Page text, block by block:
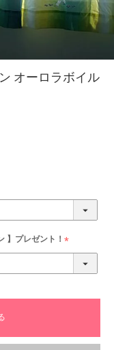
オーロラボイル
】プレゼント！
(